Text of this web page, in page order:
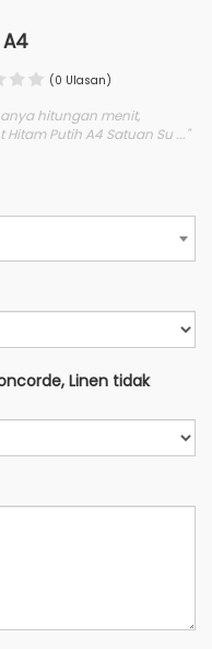
(0 Ulasan)
hitungan menit,
Putih A4 Satuan Su ..."
Linen tidak